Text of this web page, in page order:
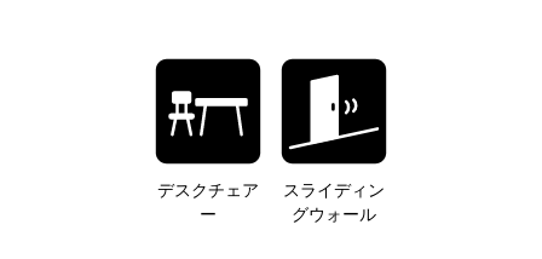
デスクチェア
ー
スライディン
グウォール